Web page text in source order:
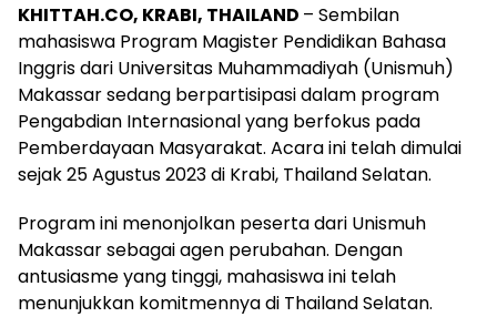
KHITTAH.CO, KRABI, THAILAND – Sembilan
mahasiswa Program Magister Pendidikan Bahasa
Inggris dari Universitas Muhammadiyah (Unismuh)
Makassar sedang berpartisipasi dalam program
Pengabdian Internasional yang berfokus pada
Pemberdayaan Masyarakat. Acara ini telah dimulai
sejak 25 Agustus 2023 di Krabi, Thailand Selatan.
Program ini menonjolkan peserta dari Unismuh
Makassar sebagai agen perubahan. Dengan
antusiasme yang tinggi, mahasiswa ini telah
menunjukkan komitmennya di Thailand Selatan.